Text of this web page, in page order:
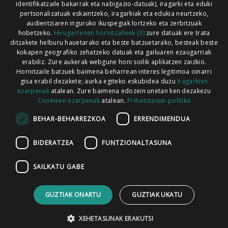
Codesyntaxek garatua
HARREMANETARAKO
identifikatzaile bakarrak eta nabigazio-datuak), iragarki eta eduki
pertsonalizatuak eskaintzeko, iragarkiak eta edukia neurtzeko,
audientziaren inguruko ikuspegiak lortzeko eta zerbitzuak
hobetzeko. Hirugarrenen hornitzaileek (3)zure datuak ere trata
ditzakete helburu hauetarako eta beste batzuetarako, besteak beste
kokapen geografiko zehatzeko datuak eta gailuaren ezaugarriak
erabiliz. Zure aukerak webgune honi soilik aplikatzen zaizkio.
Hornitzaile batzuek baimena beharrean interes legitimoa oinarri
gisa erabil dezakete; aurka egiteko eskubidea duzu Iragarkien
ezarpenakatalean. Zure baimena edozein unetan ken dezakezu
Cookieen ezarpenak atalean. Pribatutasun-politika
BEHAR-BEHARREZKOA ERRENDIMENDUA
BIDERATZEA FUNTZIONALTASUNA
SAILKATU GABE
GUZTIAK ONARTU GUZTIAK UKATU
XEHETASUNAK ERAKUTSI